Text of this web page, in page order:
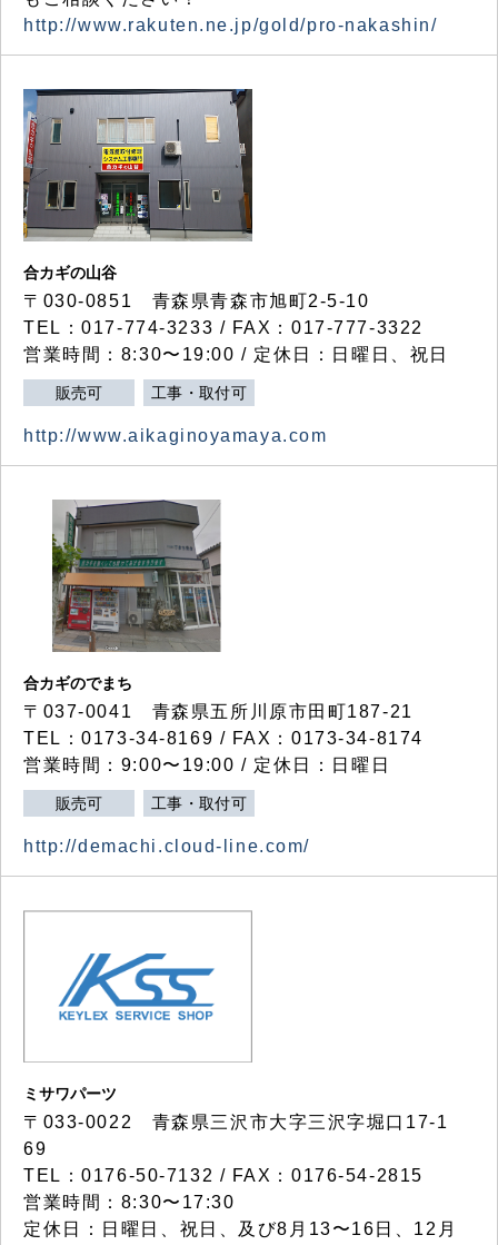
http://www.rakuten.ne.jp/gold/pro-nakashin/
合カギの山谷
〒030-0851 青森県青森市旭町2-5-10
TEL：017-774-3233 / FAX：017-777-3322
営業時間：8:30〜19:00 / 定休日：日曜日、祝日
販売可 工事・取付可
http://www.aikaginoyamaya.com
合カギのでまち
〒037-0041 青森県五所川原市田町187-21
TEL：0173-34-8169 / FAX：0173-34-8174
営業時間：9:00〜19:00 / 定休日：日曜日
販売可 工事・取付可
http://demachi.cloud-line.com/
ミサワパーツ
〒033-0022 青森県三沢市大字三沢字堀口17-1
69
TEL：0176-50-7132 / FAX：0176-54-2815
営業時間：8:30〜17:30
定休日：日曜日、祝日、及び8月13〜16日、12月